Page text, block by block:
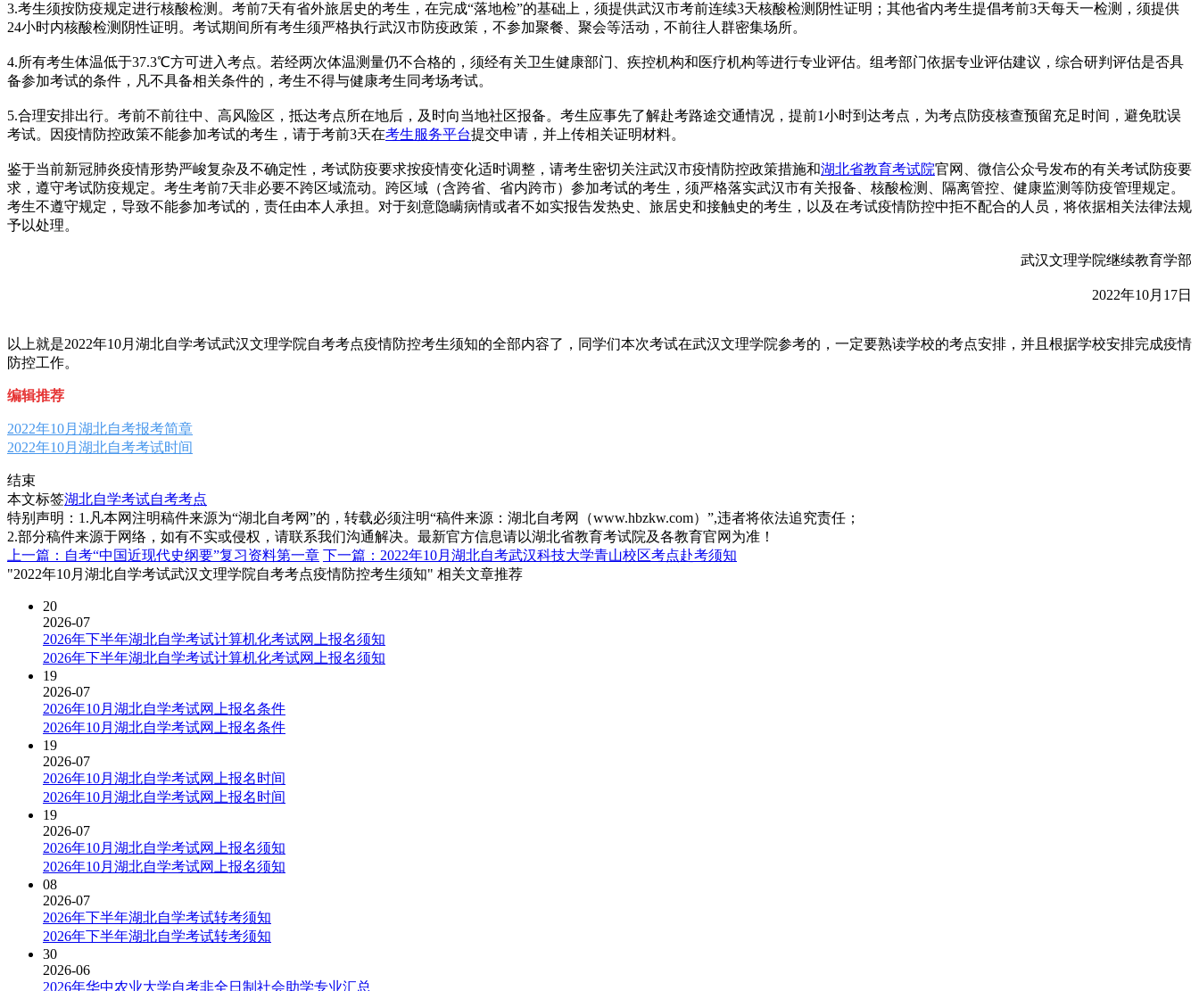
3.考生须按防疫规定进行核酸检测。考前7天有省外旅居史的考生，在完成“落地检”的基础上，须提供武汉市考前连续3天核酸检测阴性证明；其他省内考生提倡考前3天每天一检测，须提供
24小时内核酸检测阴性证明。考试期间所有考生须严格执行武汉市防疫政策，不参加聚餐、聚会等活动，不前往人群密集场所。
4.所有考生体温低于37.3℃方可进入考点。若经两次体温测量仍不合格的，须经有关卫生健康部门、疾控机构和医疗机构等进行专业评估。组考部门依据专业评估建议，综合研判评估是否具
备参加考试的条件，凡不具备相关条件的，考生不得与健康考生同考场考试。
5.合理安排出行。考前不前往中、高风险区，抵达考点所在地后，及时向当地社区报备。考生应事先了解赴考路途交通情况，提前1小时到达考点，为考点防疫核查预留充足时间，避免耽误
考试。因疫情防控政策不能参加考试的考生，请于考前3天在考生服务平台提交申请，并上传相关证明材料。
鉴于当前新冠肺炎疫情形势严峻复杂及不确定性，考试防疫要求按疫情变化适时调整，请考生密切关注武汉市疫情防控政策措施和湖北省教育考试院官网、微信公众号发布的有关考试防疫要
求，遵守考试防疫规定。考生考前7天非必要不跨区域流动。跨区域（含跨省、省内跨市）参加考试的考生，须严格落实武汉市有关报备、核酸检测、隔离管控、健康监测等防疫管理规定。
考生不遵守规定，导致不能参加考试的，责任由本人承担。对于刻意隐瞒病情或者不如实报告发热史、旅居史和接触史的考生，以及在考试疫情防控中拒不配合的人员，将依据相关法律法规
予以处理。
武汉文理学院继续教育学部
2022年10月17日
以上就是2022年10月湖北自学考试武汉文理学院自考考点疫情防控考生须知的全部内容了，同学们本次考试在武汉文理学院参考的，一定要熟读学校的考点安排，并且根据学校安排完成疫情
防控工作。
编辑推荐
2022年10月湖北自考报考简章
2022年10月湖北自考考试时间
结束
本文标签湖北自学考试自考考点
特别声明：1.凡本网注明稿件来源为“湖北自考网”的，转载必须注明“稿件来源：湖北自考网（www.hbzkw.com）”,违者将依法追究责任；
2.部分稿件来源于网络，如有不实或侵权，请联系我们沟通解决。最新官方信息请以湖北省教育考试院及各教育官网为准！
上一篇：自考“中国近现代史纲要”复习资料第一章 下一篇：2022年10月湖北自考武汉科技大学青山校区考点赴考须知
"2022年10月湖北自学考试武汉文理学院自考考点疫情防控考生须知" 相关文章推荐
20
2026-07
2026年下半年湖北自学考试计算机化考试网上报名须知
2026年下半年湖北自学考试计算机化考试网上报名须知
19
2026-07
2026年10月湖北自学考试网上报名条件
2026年10月湖北自学考试网上报名条件
19
2026-07
2026年10月湖北自学考试网上报名时间
2026年10月湖北自学考试网上报名时间
19
2026-07
2026年10月湖北自学考试网上报名须知
2026年10月湖北自学考试网上报名须知
08
2026-07
2026年下半年湖北自学考试转考须知
2026年下半年湖北自学考试转考须知
30
2026-06
2026年华中农业大学自考非全日制社会助学专业汇总